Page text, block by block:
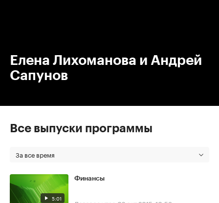
Елена Лихоманова и Андрей
Сапунов
Все выпуски программы
За все время
5:01
Финансы